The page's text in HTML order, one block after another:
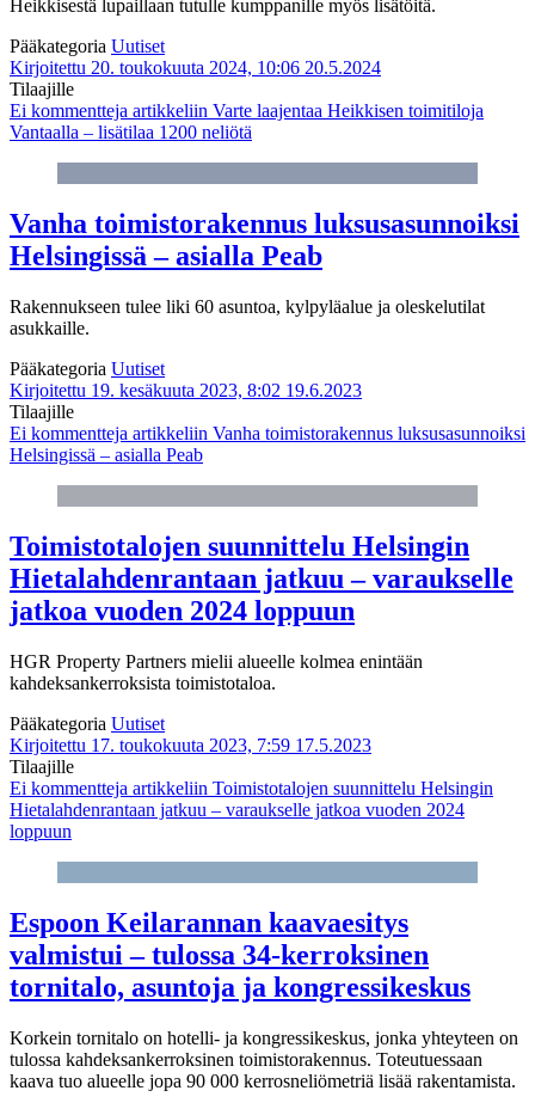
Heikkisestä lupaillaan tutulle kumppanille myös lisätöitä.
Pääkategoria Uutiset
Kirjoitettu 20. toukokuuta 2024, 10:06 20.5.2024
Tilaajille
Ei kommentteja artikkeliin Varte laajentaa Heikkisen toimitiloja
Vantaalla – lisätilaa 1200 neliötä
Vanha toimis­torakennus luksus­asunnoiksi
Helsingissä – asialla Peab
Rakennukseen tulee liki 60 asuntoa, kylpyläalue ja oleskelutilat
asukkaille.
Pääkategoria Uutiset
Kirjoitettu 19. kesäkuuta 2023, 8:02 19.6.2023
Tilaajille
Ei kommentteja artikkeliin Vanha toimis­torakennus luksus­asunnoiksi
Helsingissä – asialla Peab
Toimistotalojen suunnittelu Helsingin
Hietalahdenrantaan jatkuu – varaukselle
jatkoa vuoden 2024 loppuun
HGR Property Partners mielii alueelle kolmea enintään
kahdeksankerroksista toimistotaloa.
Pääkategoria Uutiset
Kirjoitettu 17. toukokuuta 2023, 7:59 17.5.2023
Tilaajille
Ei kommentteja artikkeliin Toimistotalojen suunnittelu Helsingin
Hietalahdenrantaan jatkuu – varaukselle jatkoa vuoden 2024
loppuun
Espoon Keilarannan kaavaesitys
valmistui – tulossa 34-kerroksinen
tornitalo, asuntoja ja kongressikeskus
Korkein tornitalo on hotelli- ja kongressikeskus, jonka yhteyteen on
tulossa kahdeksankerroksinen toimistorakennus. Toteutuessaan
kaava tuo alueelle jopa 90 000 kerrosneliömetriä lisää rakentamista.